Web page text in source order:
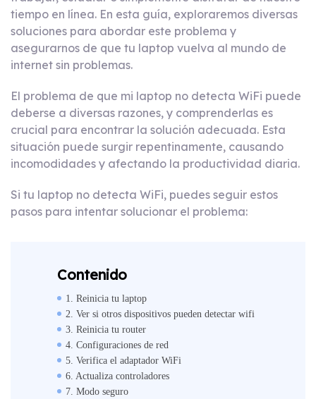
tiempo en línea. En esta guía, exploraremos diversas
soluciones para abordar este problema y
asegurarnos de que tu laptop vuelva al mundo de
internet sin problemas.
El problema de que mi laptop no detecta WiFi puede
deberse a diversas razones, y comprenderlas es
crucial para encontrar la solución adecuada. Esta
situación puede surgir repentinamente, causando
incomodidades y afectando la productividad diaria.
Si tu laptop no detecta WiFi, puedes seguir estos
pasos para intentar solucionar el problema:
Contenido
1. Reinicia tu laptop
2. Ver si otros dispositivos pueden detectar wifi
3. Reinicia tu router
4. Configuraciones de red
5. Verifica el adaptador WiFi
6. Actualiza controladores
7. Modo seguro